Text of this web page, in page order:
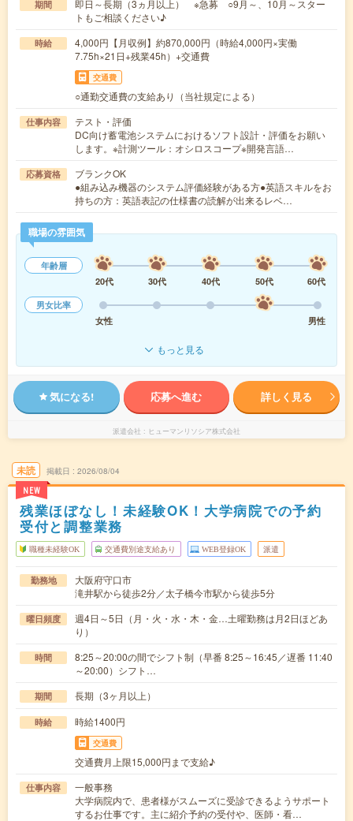
期間
即日～長期（3ヵ月以上） ※急募 ○9月～、10月～スター
トもご相談ください♪
時給
4,000円【月収例】約870,000円（時給4,000円×実働
7.75h×21日+残業45h）+交通費
交通費
○通勤交通費の支給あり（当社規定による）
仕事内容
テスト・評価
DC向け蓄電池システムにおけるソフト設計・評価をお願い
します。※計測ツール：オシロスコープ※開発言語…
応募資格
ブランクOK
●組み込み機器のシステム評価経験がある方●英語スキルをお
持ちの方：英語表記の仕様書の読解が出来るレベ…
職場の雰囲気
年齢層
20代
30代 40代 50代
60代
男女比率
女性
男性
もっと見る
気になる! 応募へ進む 詳しく見る
派遣会社 ヒューマンリソシア株式会社
未読
NEW
掲載日 2026/08/04
残業ほぼなし！未経験OK！大学病院での予約
受付と調整業務
職種未経験OK 交通費別途支給あり WEB登録OK 派遣
勤務地
大阪府守口市
滝井駅から徒歩2分／太子橋今市駅から徒歩5分
曜日頻度
週4日～5日（月・火・水・木・金…土曜勤務は月2日ほどあ
り）
時間
8:25～20:00の間でシフト制（早番 8:25～16:45／遅番 11:40
～20:00）シフト…
期間 長期（3ヶ月以上）
時給 時給1400円
交通費
交通費月上限15,000円まで支給♪
仕事内容
一般事務
大学病院内で、患者様がスムーズに受診できるようサポート
するお仕事です。主に紹介予約の受付や、医師・看…